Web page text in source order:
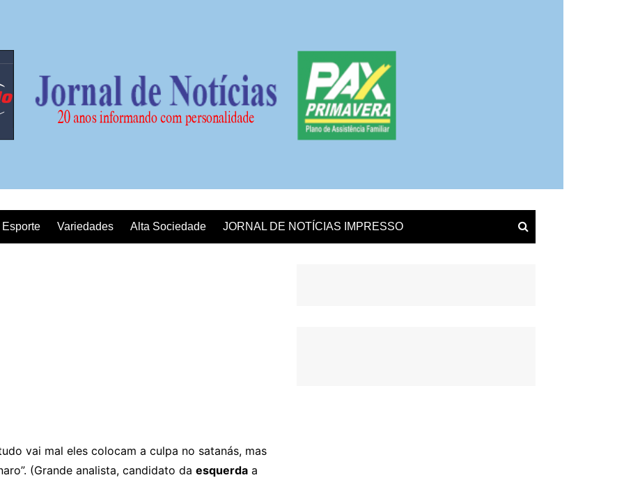
Esporte Variedades Alta Sociedade JORNAL DE NOTÍCIAS IMPRESSO
vai mal eles colocam a culpa no satanás, mas
(Grande analista, candidato da esquerda a